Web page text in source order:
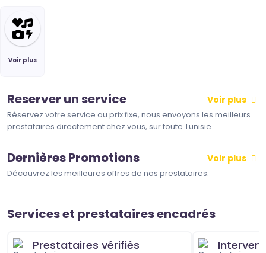
Voir plus
Reserver un service Voir plus
Réservez votre service au prix fixe, nous envoyons les meilleurs
prestataires directement chez vous, sur toute Tunisie.
Dernières Promotions Voir plus
Découvrez les meilleures offres de nos prestataires.
Services et prestataires encadrés
Prestataires vérifiés